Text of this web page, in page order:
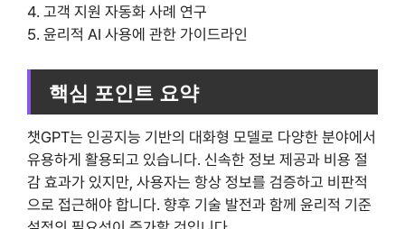
4. 고객 지원 자동화 사례 연구
5. 윤리적 AI 사용에 관한 가이드라인
핵심 포인트 요약
챗GPT는 인공지능 기반의 대화형 모델로 다양한 분야에서
유용하게 활용되고 있습니다. 신속한 정보 제공과 비용 절
감 효과가 있지만, 사용자는 항상 정보를 검증하고 비판적
으로 접근해야 합니다. 향후 기술 발전과 함께 윤리적 기준